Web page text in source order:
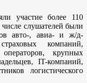
участие более 110
слушателей были
авто-, авиа- и ж/д-
компаний,
крупных
IT-компаний,
логистического